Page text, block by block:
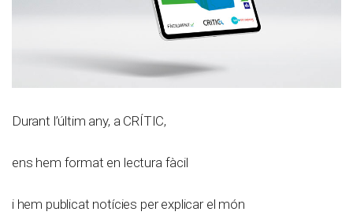
Durant l’últim any, a CRÍTIC,
ens hem format en lectura fàcil
i hem publicat notícies per explicar el món